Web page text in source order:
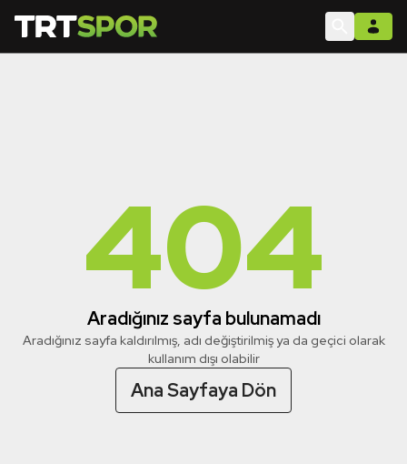
404
Aradığınız sayfa bulunamadı
Aradığınız sayfa kaldırılmış, adı değiştirilmiş ya da geçici olarak
kullanım dışı olabilir
Ana Sayfaya Dön